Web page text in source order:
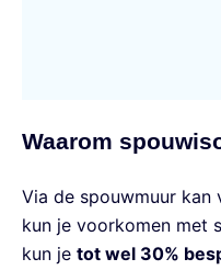
Waarom
Via de spouwmuur kan
kun je voorkomen met
kun je tot wel 30%